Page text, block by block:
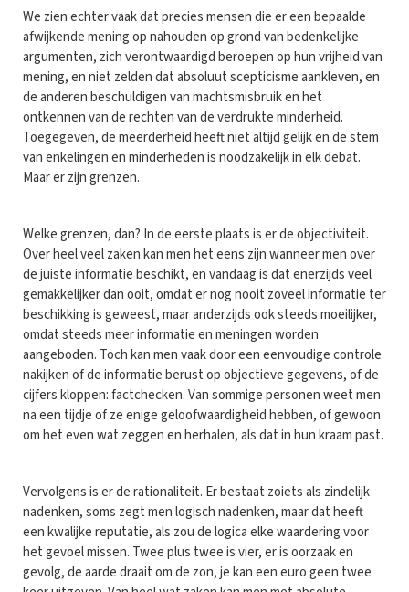
We zien echter vaak dat precies mensen die er een bepaalde
afwijkende mening op nahouden op grond van bedenkelijke
argumenten, zich verontwaardigd beroepen op hun vrijheid van
mening, en niet zelden dat absoluut scepticisme aankleven, en
de anderen beschuldigen van machtsmisbruik en het
ontkennen van de rechten van de verdrukte minderheid.
Toegegeven, de meerderheid heeft niet altijd gelijk en de stem
van enkelingen en minderheden is noodzakelijk in elk debat.
Maar er zijn grenzen.
Welke grenzen, dan? In de eerste plaats is er de objectiviteit.
Over heel veel zaken kan men het eens zijn wanneer men over
de juiste informatie beschikt, en vandaag is dat enerzijds veel
gemakkelijker dan ooit, omdat er nog nooit zoveel informatie ter
beschikking is geweest, maar anderzijds ook steeds moeilijker,
omdat steeds meer informatie en meningen worden
aangeboden. Toch kan men vaak door een eenvoudige controle
nakijken of de informatie berust op objectieve gegevens, of de
cijfers kloppen: factchecken. Van sommige personen weet men
na een tijdje of ze enige geloofwaardigheid hebben, of gewoon
om het even wat zeggen en herhalen, als dat in hun kraam past.
Vervolgens is er de rationaliteit. Er bestaat zoiets als zindelijk
nadenken, soms zegt men logisch nadenken, maar dat heeft
een kwalijke reputatie, als zou de logica elke waardering voor
het gevoel missen. Twee plus twee is vier, er is oorzaak en
gevolg, de aarde draait om de zon, je kan een euro geen twee